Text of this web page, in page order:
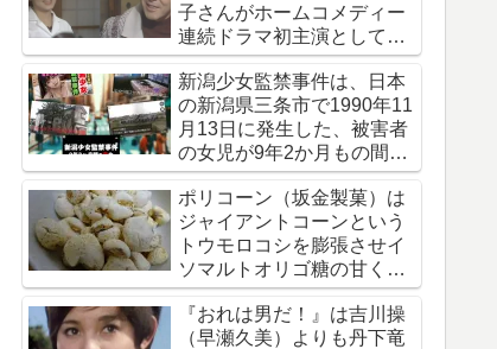
子さんがホームコメディー
連続ドラマ初主演として話
題になった作品
新潟少女監禁事件は、日本
の新潟県三条市で1990年11
月13日に発生した、被害者
の女児が9年2か月もの間誘
拐・監禁された事件です
ポリコーン（坂金製菓）は
ジャイアントコーンという
トウモロコシを膨張させイ
ソマルトオリゴ糖の甘く軽
い味がついたお菓子
『おれは男だ！』は吉川操
（早瀬久美）よりも丹下竜